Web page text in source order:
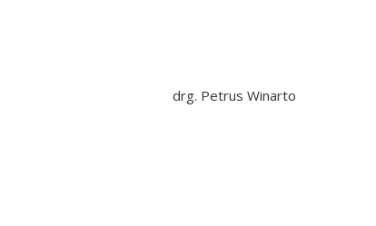
drg. Petrus Winarto